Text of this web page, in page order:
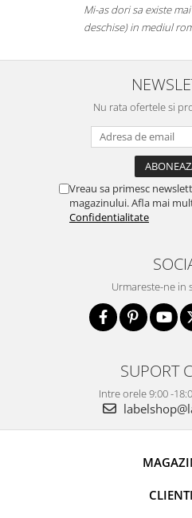
Mi-as dori sa existe mai multe
deschise) in mediul romanesc de
Nu rata ofertele si
Vreau sa primesc
magazinului. Afla mai
Confidentialitate
Urmareste-ne in
SUPORT
Intre orele 9:00 -
CLIENTI